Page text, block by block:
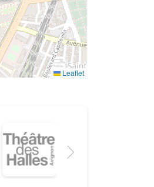
Leaflet